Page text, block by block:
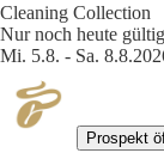
Cleaning Collection
Nur noch heute gültig
Mi. 5.8. - Sa.
Prospekt